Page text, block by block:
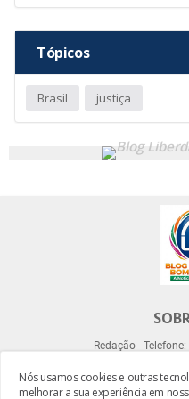
Tópicos
Brasil justiça
Redação -
Nós usamos cookies e outras
melhorar a sua experiência em